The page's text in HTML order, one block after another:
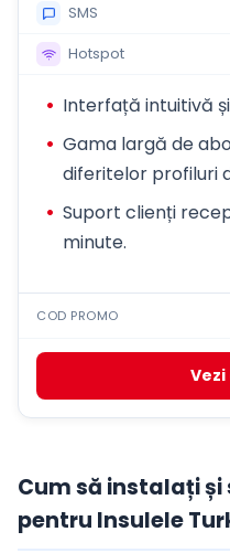
SMS
Hotspot
Interfață intuitivă
Gama largă de
diferitelor profiluri
Suport clienți
minute.
COD PROMO
Cum să instalați
pentru Insulele